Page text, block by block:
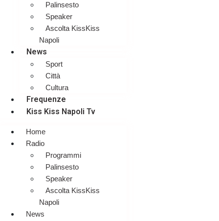
Palinsesto
Speaker
Ascolta KissKiss
Napoli
News
Sport
Città
Cultura
Frequenze
Kiss Kiss Napoli Tv
Home
Radio
Programmi
Palinsesto
Speaker
Ascolta KissKiss
Napoli
News